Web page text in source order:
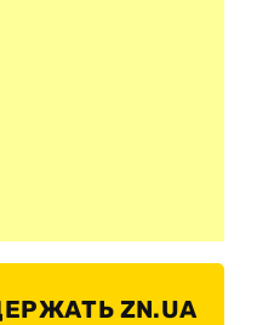
ZN.UA